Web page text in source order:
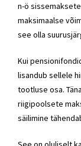
n-ö
maksimaalse
see olla
Kui
lisandub sellele
tootluse osa.
riigipoolsete
säilimine